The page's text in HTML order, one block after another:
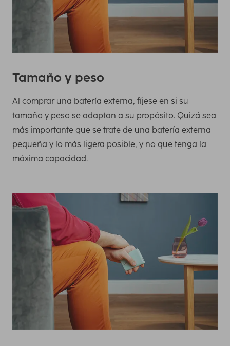
Tamaño y peso
Al comprar una batería externa, fíjese en si su
tamaño y peso se adaptan a su propósito. Quizá sea
más importante que se trate de una batería externa
pequeña y lo más ligera posible, y no que tenga la
máxima capacidad.